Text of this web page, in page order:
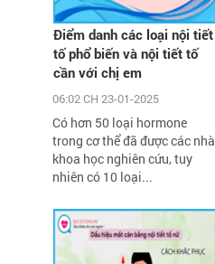
Điểm danh các loại nội tiết
tố phổ biến và nội tiết tố
cần với chị em
06:02 CH 23-01-2025
Có hơn 50 loại hormone
trong cơ thể đã được các nhà
khoa học nghiên cứu, tuy
nhiên có 10 loại...